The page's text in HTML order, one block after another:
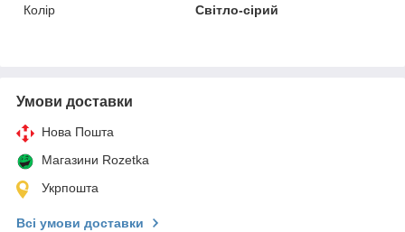
Колір
Світло-сірий
Умови доставки
Нова Пошта
Магазини Rozetka
Укрпошта
Всі умови доставки